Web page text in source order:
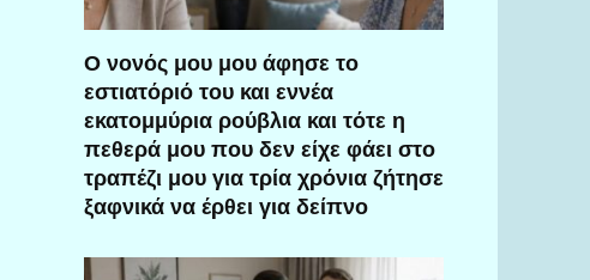
Ο νονός μου μου άφησε το
εστιατόριό του και εννέα
εκατομμύρια ρούβλια και τότε η
πεθερά μου που δεν είχε φάει στο
τραπέζι μου για τρία χρόνια ζήτησε
ξαφνικά να έρθει για δείπνο